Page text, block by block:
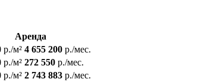
Аренда
р./м² 4 655 200 р./мес.
р./м² 272 550 р./мес.
р./м² 2 743 883 р./мес.